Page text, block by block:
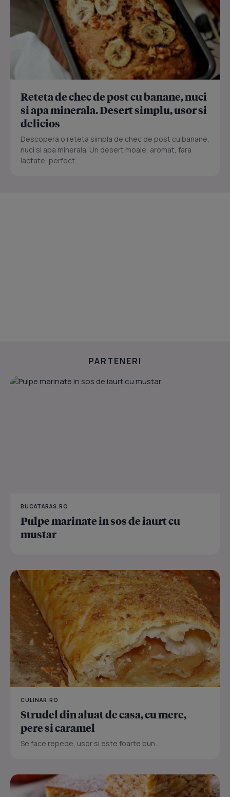
Reteta de chec de post cu banane, nuci
si apa minerala. Desert simplu, usor si
delicios
Descopera o reteta simpla de chec de post cu banane,
nuci si apa minerala. Un desert moale, aromat, fara
lactate, perfect...
PARTENERI
BUCATARAS.RO
Pulpe marinate in sos de iaurt cu
mustar
CULINAR.RO
Strudel din aluat de casa, cu mere,
pere si caramel
Se face repede, usor si este foarte bun...